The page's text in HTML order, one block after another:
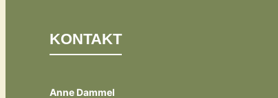
KONTAKT
Anne Dammel